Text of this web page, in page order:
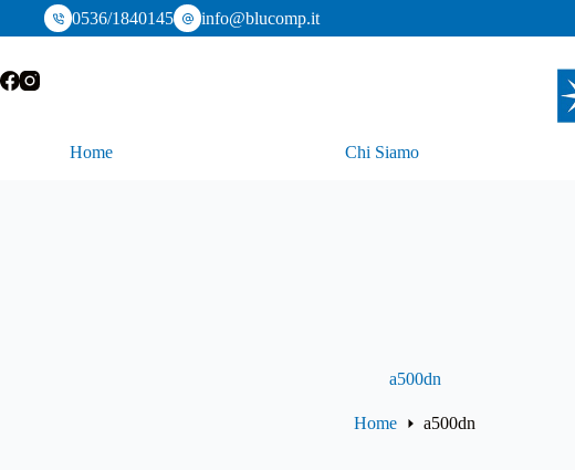
0536/1840145 info@blucomp.it
Home Chi Siamo
a500dn
Home a500dn